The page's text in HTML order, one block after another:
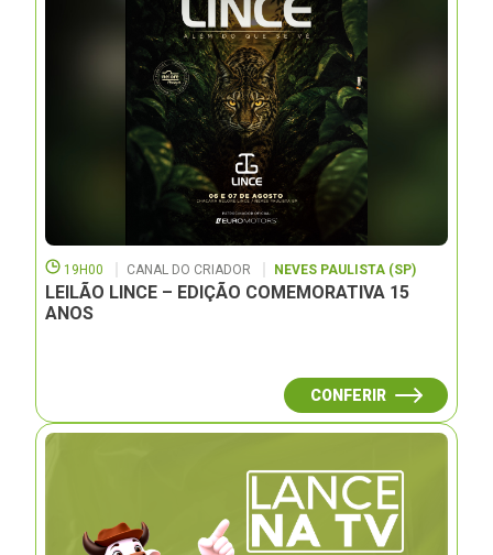
19H00 CANAL DO CRIADOR NEVES PAULISTA (SP)
LEILÃO LINCE – EDIÇÃO COMEMORATIVA 15
ANOS
CONFERIR